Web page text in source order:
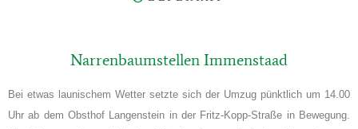
Narrenbaumstellen Immenstaad
Bei etwas launischem Wetter setzte sich der Umzug pünktlich um 14.00
Uhr ab dem Obsthof Langenstein in der Fritz-Kopp-Straße in Bewegung.